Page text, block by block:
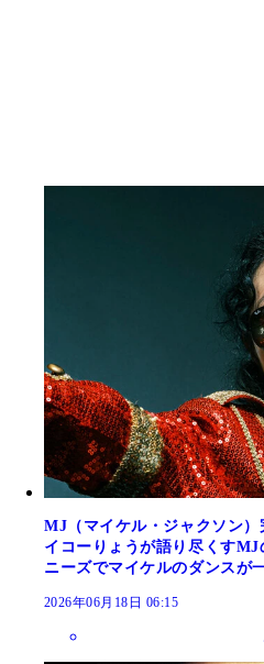
MJ（マイケル・ジャクソン
イコーりょうが語り尽くす
ニーズでマイケルのダンスが
2026年06月18日 06:15